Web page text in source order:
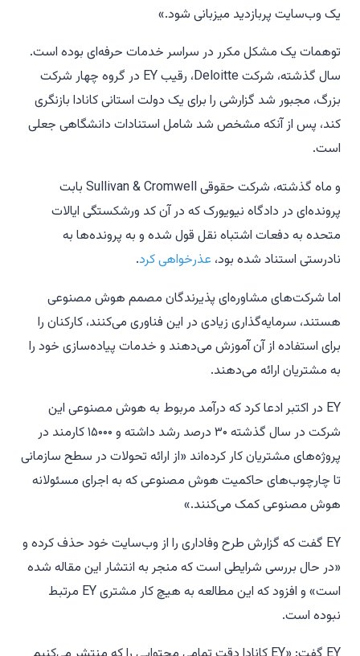
یک وب‌سایت پربازدید میزبانی شود.»
توهمات یک مشکل مکرر در سراسر خدمات حرفه‌ای بوده است.
سال گذشته، شرکت Deloitte، رقیب EY در گروه چهار شرکت
بزرگ، مجبور شد گزارشی را برای یک دولت استانی کانادا بازنگری
کند، پس از آنکه مشخص شد شامل استنادات دانشگاهی جعلی
است.
و ماه گذشته، شرکت حقوقی Sullivan & Cromwell بابت
پرونده‌ای در دادگاه نیویورک که در آن کد ورشکستگی ایالات
متحده به دفعات اشتباه نقل قول شده و به پرونده‌ها به
نادرستی استناد شده بود، عذرخواهی کرد.
اما شرکت‌های مشاوره‌ای پذیرندگان مصمم هوش مصنوعی
هستند، سرمایه‌گذاری زیادی در این فناوری می‌کنند، کارکنان را
برای استفاده از آن آموزش می‌دهند و خدمات پیاده‌سازی خود را
به مشتریان ارائه می‌دهند.
EY در اکتبر ادعا کرد که درآمد مربوط به هوش مصنوعی این
شرکت در سال گذشته ۳۰ درصد رشد داشته و ۱۵۰۰۰ کارمند در
پروژه‌های مشتریان کار کرده‌اند «از ارائه تحولات در سطح سازمانی
تا چارچوب‌های حاکمیت هوش مصنوعی که به اجرای مسئولانه
هوش مصنوعی کمک می‌کنند.»
EY گفت که گزارش طرح وفاداری را از وب‌سایت خود حذف کرده و
«در حال بررسی شرایطی است که منجر به انتشار این مقاله شده
است» و افزود که این مطالعه به هیچ کار مشتری EY مرتبط
نبوده است.